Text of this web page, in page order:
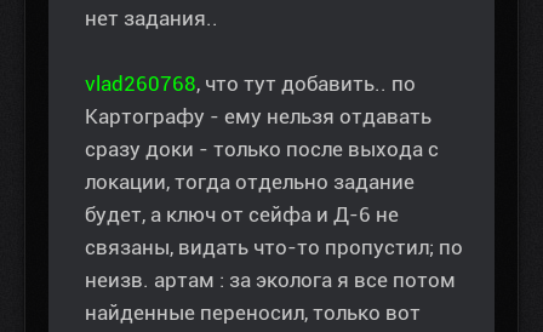
нет задания..
vlad260768, что тут добавить.. по
Картографу - ему нельзя отдавать
сразу доки - только после выхода с
локации, тогда отдельно задание
будет, а ключ от сейфа и Д-6 не
связаны, видать что-то пропустил; по
неизв. артам : за эколога я все потом
найденные переносил, только вот